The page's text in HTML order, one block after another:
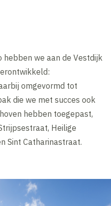
hebben we aan de Vestdijk
omgevormd tot
die we met succes ook
hebben toegepast,
Heilige
Sint Catharinastraat.